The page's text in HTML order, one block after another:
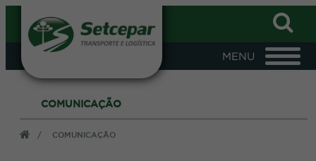
COMUNICAÇÃO
/ COMUNICAÇÃO
VEÍCULOS,
CNPJ